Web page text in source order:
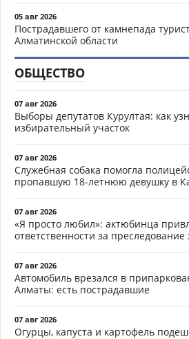
05 авг 2026
Пострадавшего от камнепада
Алматинской области
ОБЩЕСТВО
07 авг 2026
Выборы депутатов Курултая: как
избирательный участок
07 авг 2026
Служебная собака помогла
пропавшую 18-летнюю девушку в
07 авг 2026
«Я просто любил»: актюбинца
ответственности за
07 авг 2026
Автомобиль врезался в
Алматы: есть пострадавшие
07 авг 2026
Огурцы, капуста и картофель